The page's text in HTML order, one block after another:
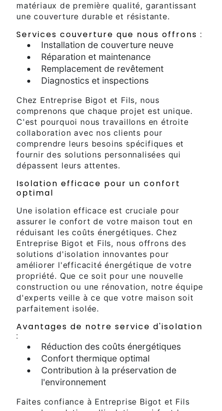
matériaux de première qualité, garantissant
une couverture durable et résistante.
Services couverture que nous offrons :
Installation de couverture neuve
Réparation et maintenance
Remplacement de revêtement
Diagnostics et inspections
Chez Entreprise Bigot et Fils, nous
comprenons que chaque projet est unique.
C'est pourquoi nous travaillons en étroite
collaboration avec nos clients pour
comprendre leurs besoins spécifiques et
fournir des solutions personnalisées qui
dépassent leurs attentes.
Isolation efficace pour un confort
optimal
Une isolation efficace est cruciale pour
assurer le confort de votre maison tout en
réduisant les coûts énergétiques. Chez
Entreprise Bigot et Fils, nous offrons des
solutions d'isolation innovantes pour
améliorer l'efficacité énergétique de votre
propriété. Que ce soit pour une nouvelle
construction ou une rénovation, notre équipe
d'experts veille à ce que votre maison soit
parfaitement isolée.
Avantages de notre service d'isolation
:
Réduction des coûts énergétiques
Confort thermique optimal
Contribution à la préservation de
l'environnement
Faites confiance à Entreprise Bigot et Fils